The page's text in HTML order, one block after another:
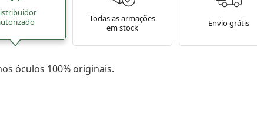
Todas as armações
em stock
Envio grátis
óculos 100% originais.